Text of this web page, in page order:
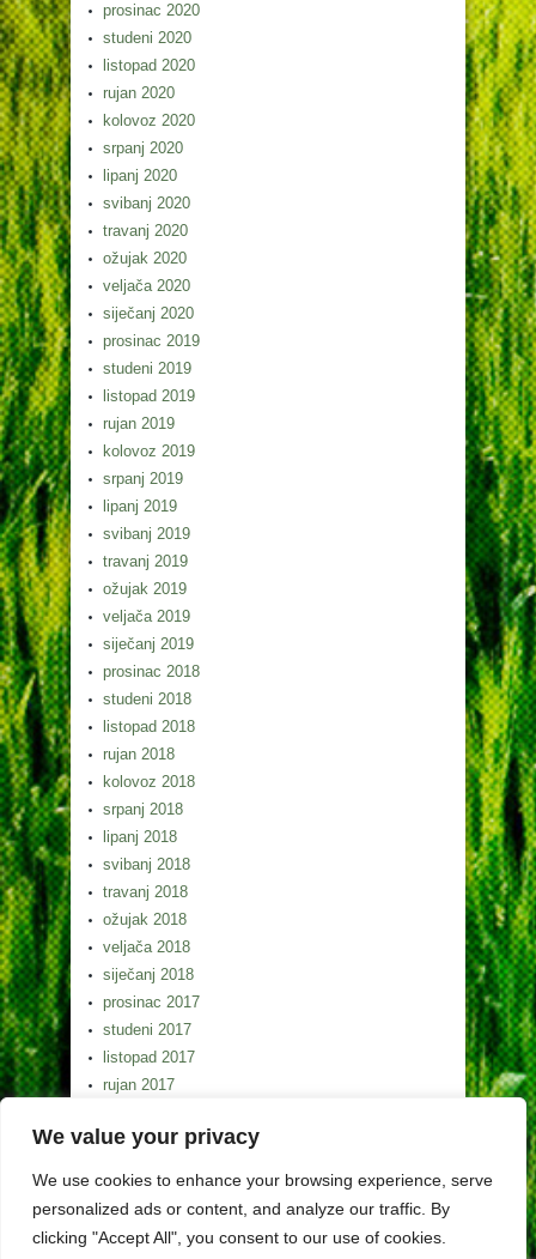
We value your privacy
We use cookies to enhance your browsing experience, serve
personalized ads or content, and analyze our traffic. By
clicking "Accept All", you consent to our use of cookies.
prosinac 2020
studeni 2020
listopad 2020
rujan 2020
kolovoz 2020
srpanj 2020
lipanj 2020
svibanj 2020
travanj 2020
ožujak 2020
veljača 2020
siječanj 2020
prosinac 2019
studeni 2019
listopad 2019
rujan 2019
kolovoz 2019
srpanj 2019
lipanj 2019
svibanj 2019
travanj 2019
ožujak 2019
veljača 2019
siječanj 2019
prosinac 2018
studeni 2018
listopad 2018
rujan 2018
kolovoz 2018
srpanj 2018
lipanj 2018
svibanj 2018
travanj 2018
ožujak 2018
veljača 2018
siječanj 2018
prosinac 2017
studeni 2017
listopad 2017
rujan 2017
srpanj 2017